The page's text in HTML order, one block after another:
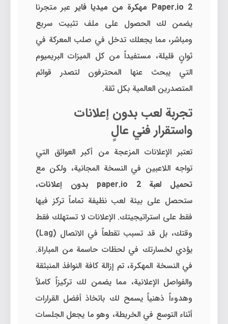
Paper.io 2 مهكرة من ميديا فاير
عبر متجرنا
يضمن لك الحصول على ملف تثبيت سريع
ومباشر، مما يجعلك تدخل في صلب المعركة في
ثوانٍ قليلة، مستفيداً من كل الميزات البريميوم
التي يبحث عنها المحترفون لتصدر قوائم
المتصدرين العالمية بكل ثقة.
تجربة لعب بدون إعلانات
واستقرار فني عالٍ
تعتبر الإعلانات المزعجة من أكبر العوائق التي
تواجه اللاعبين في النسخة المجانية، ولكن مع
تحميل لعبة paper.io 2 بدون إعلانات
،
ستحصل على بيئة لعب نظيفة تماماً تركز فيها
فقط على استراتيجيتك. الإعلانات لا تستهلك فقط
وقتك، بل قد تسبب تقطعاً في الاتصال (Lag)
يؤدي لخسارتك في لحظات حاسمة من المباراة.
في النسخة المهكرة، تم إزالة كافة النوافذ المنبثقة
والفواصل الإعلانية، مما يضمن لك تركيزاً كاملاً
وهدوءاً ذهنياً يسمح لك باتخاذ أفضل القرارات
أثناء التوسع في الخريطة، وهو ما يجعل الجلسات